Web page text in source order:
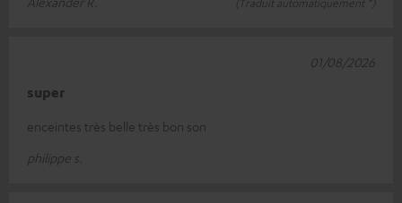
super
enceintes très belle très bon son
philippe s.
01/08/2026